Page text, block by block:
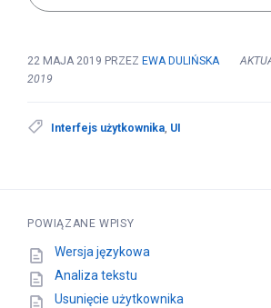
22 MAJA 2019 PRZEZ EWA DULIŃSKA
2019
Interfejs użytkownika UI
POWIĄZANE WPISY
Wersja językowa
Analiza tekstu
Usunięcie użytkownika